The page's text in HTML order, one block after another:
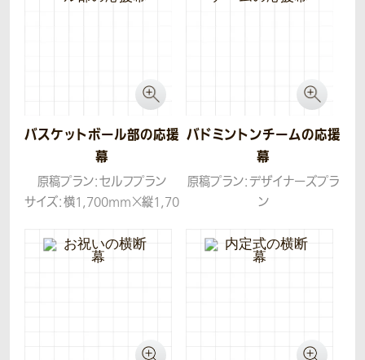
バスケットボール部の応援
幕
原稿プラン：セルフプラン
サイズ：横1,700mm×縦1,70
生地：トロマット
バドミントンチームの応援
幕
原稿プラン：デザイナーズプラ
ン
0mm
生地：トロマット
セントに使って目立つ配色に